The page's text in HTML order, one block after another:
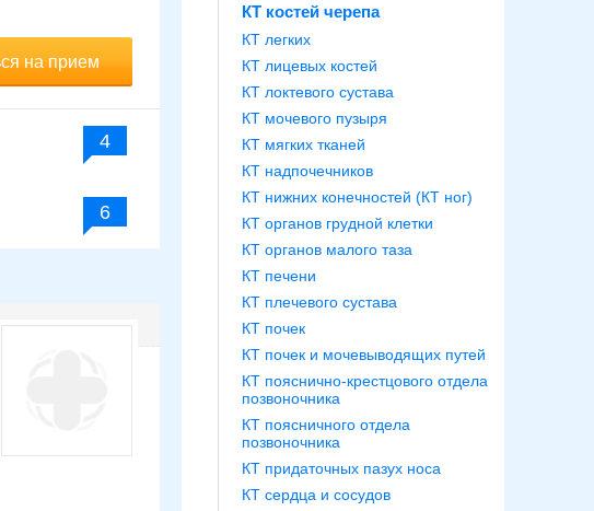
на прием
4
6
КТ костей черепа
КТ легких
КТ лицевых костей
КТ локтевого сустава
КТ мочевого пузыря
КТ мягких тканей
КТ надпочечников
КТ нижних конечностей (КТ ног)
КТ органов грудной клетки
КТ органов малого таза
КТ печени
КТ плечевого сустава
КТ почек
КТ почек и мочевыводящих путей
КТ пояснично-крестцового отдела
позвоночника
КТ поясничного отдела
позвоночника
КТ придаточных пазух носа
КТ сердца и сосудов